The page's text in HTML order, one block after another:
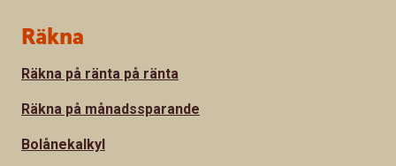
Sidfot
Räkna
Räkna på ränta på ränta
Räkna på månadssparande
Bolånekalkyl